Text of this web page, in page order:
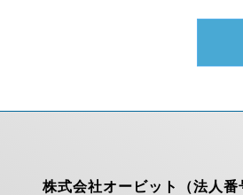
株式会社オービット（法人